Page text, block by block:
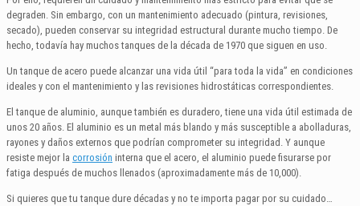
degraden. Sin embargo, con un mantenimiento adecuado (pintura, revisiones,
secado), pueden conservar su integridad estructural durante mucho tiempo. De
hecho, todavía hay muchos tanques de la década de 1970 que siguen en uso.
Un tanque de acero puede alcanzar una vida útil “para toda la vida” en condiciones
ideales y con el mantenimiento y las revisiones hidrostáticas correspondientes.
El tanque de aluminio, aunque también es duradero, tiene una vida útil estimada de
unos 20 años. El aluminio es un metal más blando y más susceptible a abolladuras,
rayones y daños externos que podrían comprometer su integridad. Y aunque
resiste mejor la corrosión interna que el acero, el aluminio puede fisurarse por
fatiga después de muchos llenados (aproximadamente más de 10,000).
Si quieres que tu tanque dure décadas y no te importa pagar por su cuidado…